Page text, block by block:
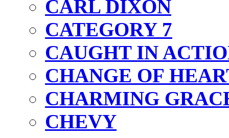
CARL DIXON
CATEGORY 7
CAUGHT IN
CHANGE OF
CHARMING
CHEVY